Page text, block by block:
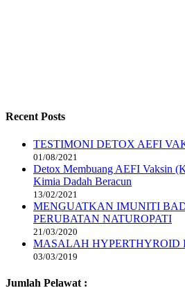
Recent Posts
TESTIMONI DETOX AEFI
01/08/2021
Detox Membuang AEFI Vaksin
Kimia Dadah Beracun
13/02/2021
MENGUATKAN IMUNITI
PERUBATAN NATUROPATI
21/03/2020
MASALAH HYPERTHYROID
03/03/2019
Jumlah Pelawat :